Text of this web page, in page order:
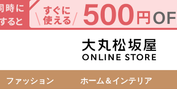
ファッション ホーム＆インテリア